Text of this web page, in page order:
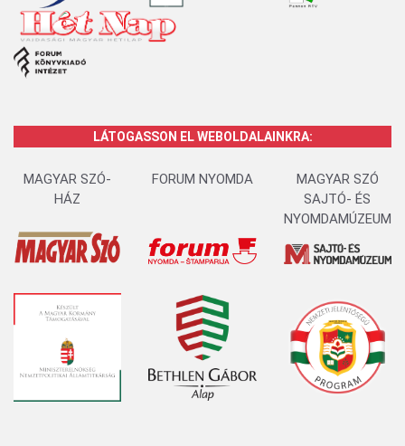
LÁTOGASSON EL WEBOLDALAINKRA:
MAGYAR SZÓ-
HÁZ
FORUM NYOMDA
MAGYAR SZÓ
SAJTÓ- ÉS
NYOMDAMÚZEUM